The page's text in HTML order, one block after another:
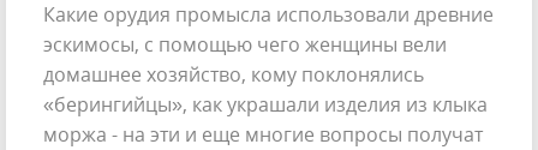
Какие орудия промысла использовали древние
эскимосы, с помощью чего женщины вели
домашнее хозяйство, кому поклонялись
«берингийцы», как украшали изделия из клыка
моржа - на эти и еще многие вопросы получат